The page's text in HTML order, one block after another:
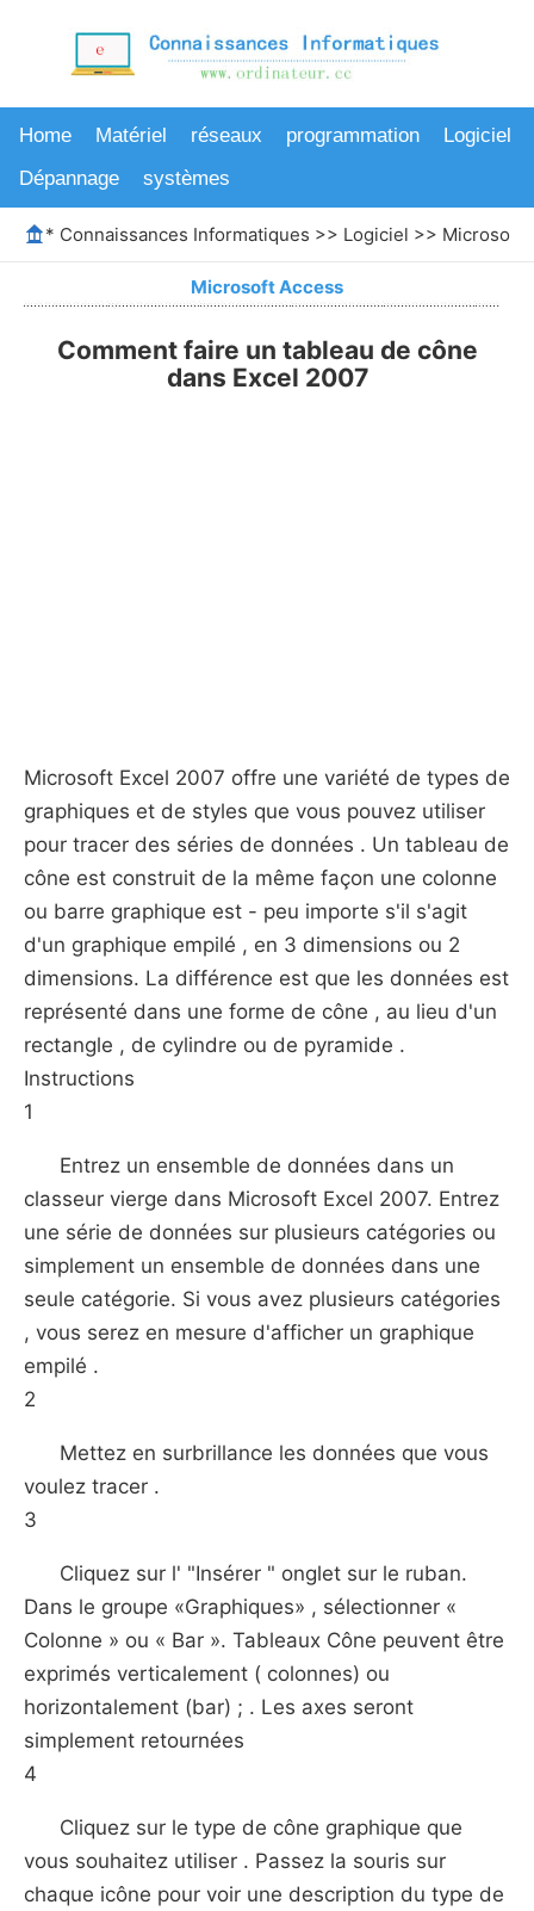
Home Matériel réseaux programmation
Logiciel
Dépannage
systèmes
* Connaissances Informatiques >> Logiciel >> Microsoft
Microsoft Access
Comment faire un tableau de cône
dans Excel 2007
Microsoft Excel 2007 offre une variété de types de
graphiques et de styles que vous pouvez utiliser
pour tracer des séries de données . Un tableau de
cône est construit de la même façon une colonne
ou barre graphique est - peu importe s'il s'agit
d'un graphique empilé , en 3 dimensions ou 2
dimensions. La différence est que les données est
représenté dans une forme de cône , au lieu d'un
rectangle , de cylindre ou de pyramide .
Instructions
1
Entrez un ensemble de données dans un
classeur vierge dans Microsoft Excel 2007. Entrez
une série de données sur plusieurs catégories ou
simplement un ensemble de données dans une
seule catégorie. Si vous avez plusieurs catégories
, vous serez en mesure d'afficher un graphique
empilé .
2
Mettez en surbrillance les données que vous
voulez tracer .
3
Cliquez sur l' "Insérer " onglet sur ​​le ruban.
Dans le groupe «Graphiques» , sélectionner «
Colonne » ou « Bar ». Tableaux Cône peuvent être
exprimés verticalement ( colonnes) ou
horizontalement (bar) ; . Les axes seront
simplement retournées
4
Cliquez sur le type de cône graphique que
vous souhaitez utiliser . Passez la souris sur
chaque icône pour voir une description du type de